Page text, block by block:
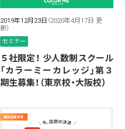
2019年12月23日 （2020年4月17日 更
新）
セミナー
５社限定！ 少人数制スクール
「カラーミーカレッジ」第３
期生募集！（東京校・大阪校）